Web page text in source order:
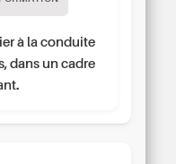
à la conduite
dans un cadre